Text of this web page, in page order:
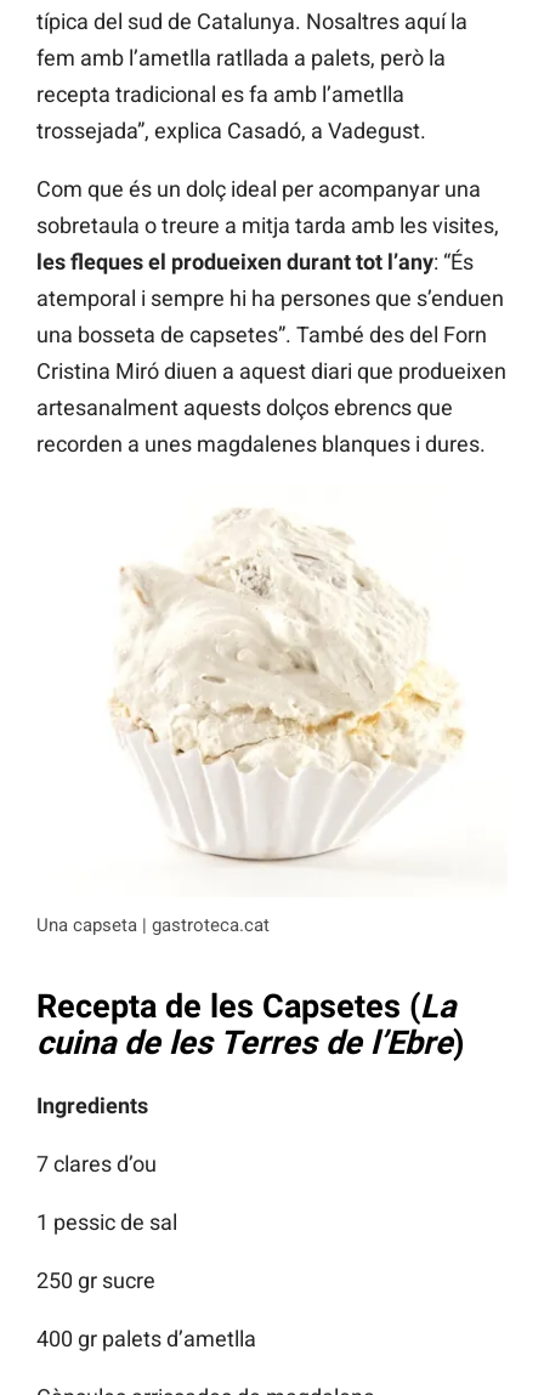
típica del sud de Catalunya. Nosaltres aquí la
fem amb l’ametlla ratllada a palets, però la
recepta tradicional es fa amb l’ametlla
trossejada”, explica Casadó, a Vadegust.
Com que és un dolç ideal per acompanyar una
sobretaula o treure a mitja tarda amb les visites,
les fleques el produeixen durant tot l’any: “És
atemporal i sempre hi ha persones que s’enduen
una bosseta de capsetes”. També des del Forn
Cristina Miró diuen a aquest diari que produeixen
artesanalment aquests dolços ebrencs que
recorden a unes magdalenes blanques i dures.
Una capseta | gastroteca.cat
Recepta de les Capsetes (La
cuina de les Terres de l’Ebre)
Ingredients
7 clares d’ou
1 pessic de sal
250 gr sucre
400 gr palets d’ametlla